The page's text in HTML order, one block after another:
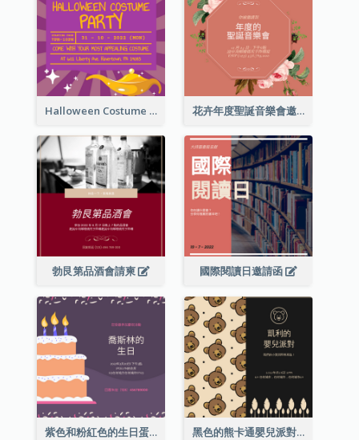
Halloween Costume Party Invitation 花卉年度聖誕音樂會邀請函
勃艮第品酒會請柬 國際閱讀日邀請函
紫色和粉紅色的生日蛋糕插圖聚會請柬 黑色的熊卡通嬰兒派對請柬